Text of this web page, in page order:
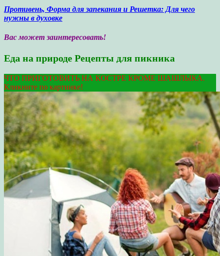
Противень, Форма для запекания и Решетка: Для чего
нужны в духовке
Вас может заинтересовать!
Еда на природе Рецепты для пикника
ЧТО ПРИГОТОВИТЬ НА КОСТРЕ КРОМЕ ШАШЛЫКА.
Кликните по картинке!